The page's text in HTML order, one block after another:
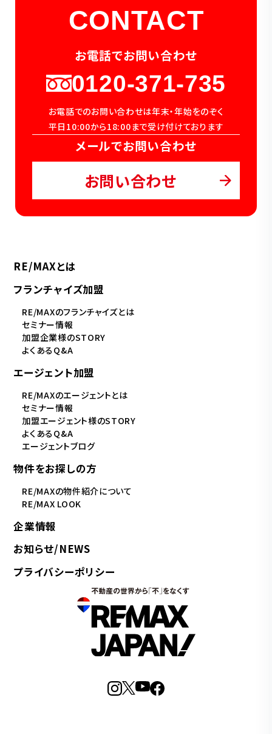
CONTACT
お電話でお問い合わせ
0120-371-735
お電話でのお問い合わせは年末・年始をのぞく
平日10:00から18:00まで受け付けております
メールでお問い合わせ
お問い合わせ
RE/MAXとは
フランチャイズ加盟
RE/MAXのフランチャイズとは
セミナー情報
加盟企業様のSTORY
よくあるQ&A
エージェント加盟
RE/MAXのエージェントとは
セミナー情報
加盟エージェント様のSTORY
よくあるQ&A
エージェントブログ
物件をお探しの方
RE/MAXの物件紹介について
RE/MAX LOOK
企業情報
お知らせ/NEWS
プライバシーポリシー